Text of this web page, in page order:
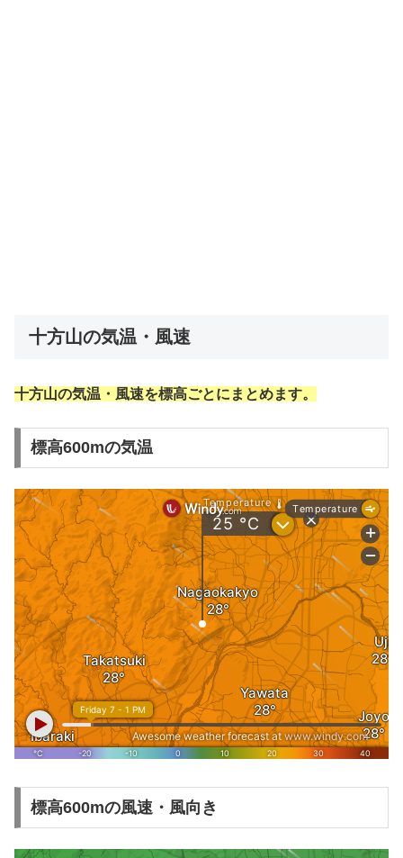
十方山の気温・風速
十方山の気温・風速を標高ごとにまとめます。
標高600mの気温
標高600mの風速・風向き